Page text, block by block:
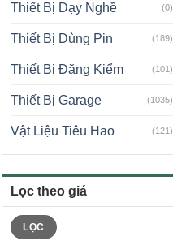
Thiết Bị Dạy Nghề (0)
Thiết Bị Dùng Pin (189)
Thiết Bị Đăng Kiểm (101)
Thiết Bị Garage (1035)
Vật Liệu Tiêu Hao (121)
Lọc theo giá
Giá
tối
thiểu
Giá
tối
đa
LỌC